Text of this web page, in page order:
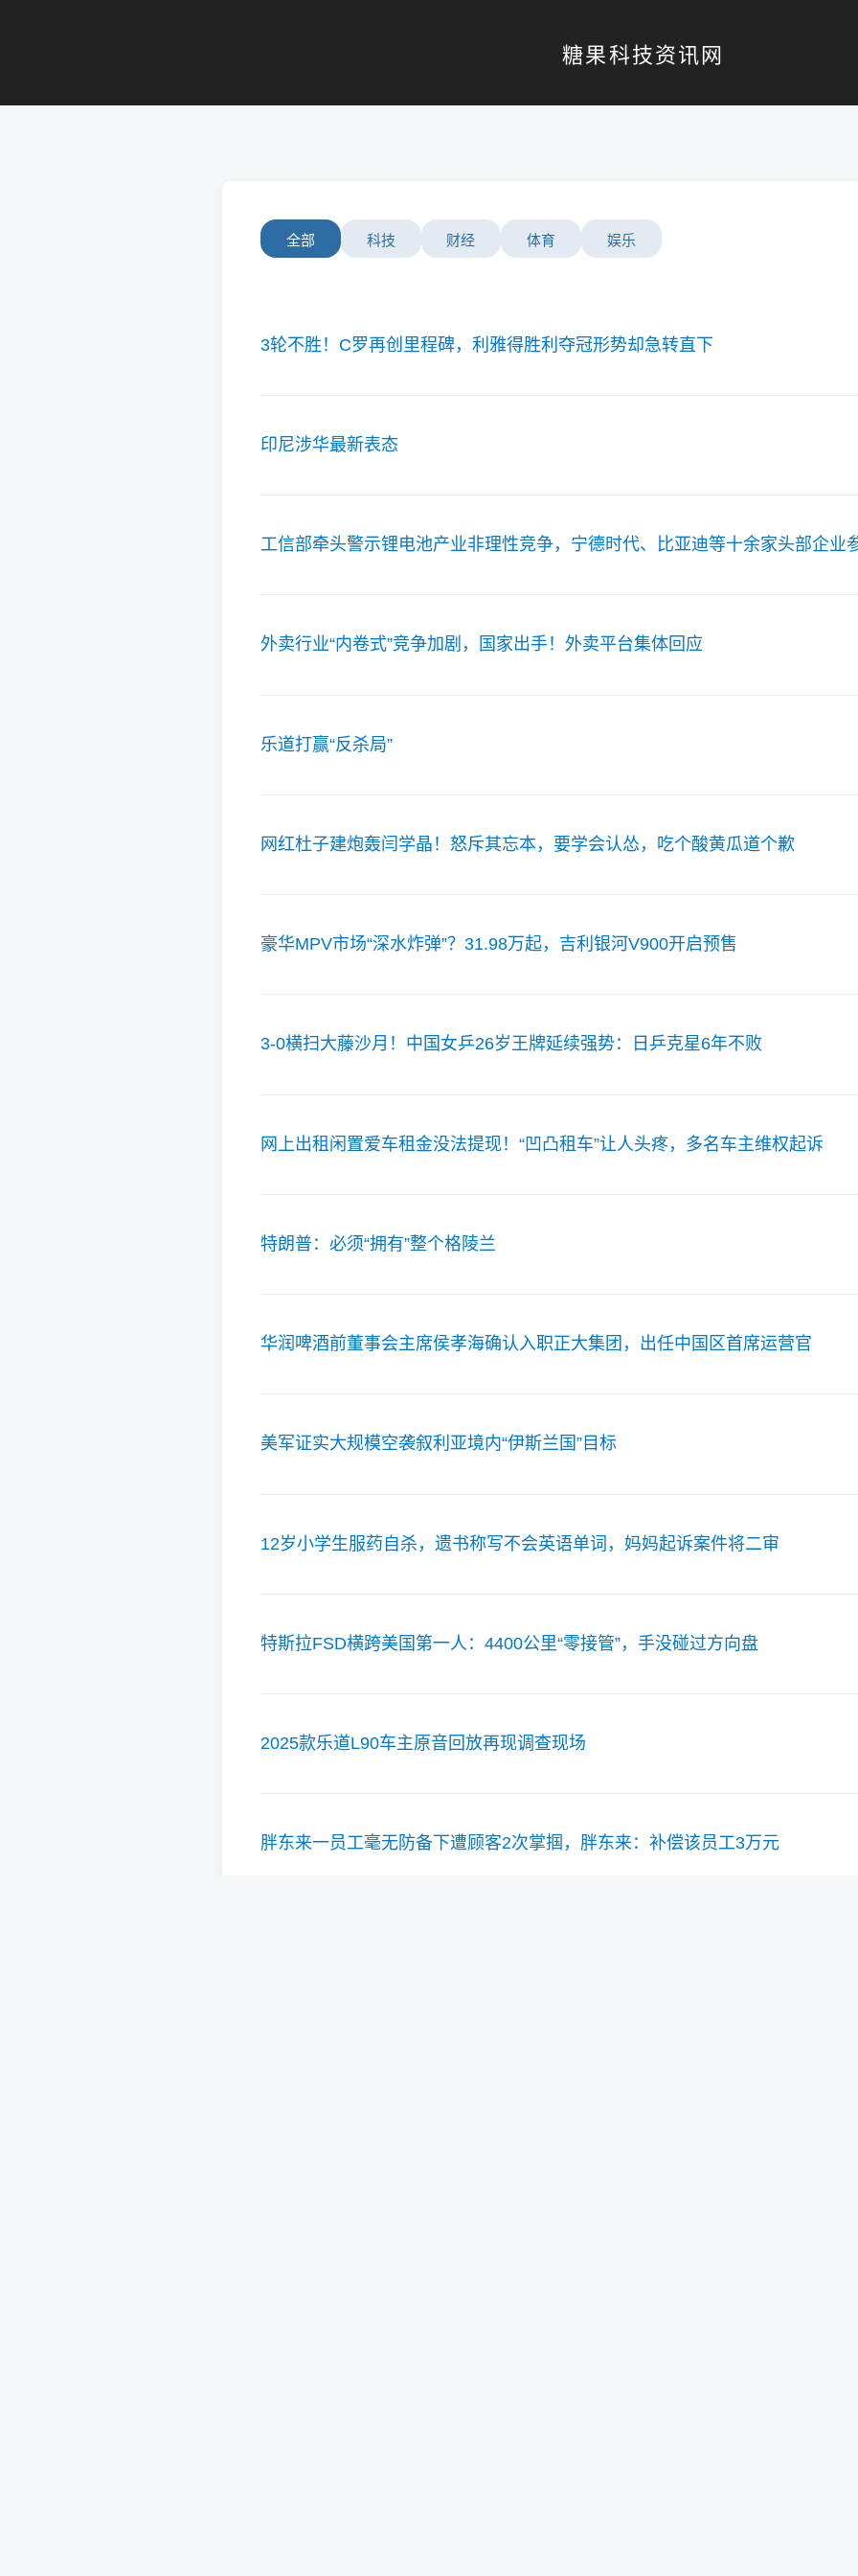
糖果科技资讯网
全部 科技 财经 体育 娱乐
3轮不胜！C罗再创里程碑，利雅得胜利夺冠形势却急转直下
印尼涉华最新表态
工信部牵头警示锂电池产业非理性竞争，宁德时代、比亚迪等十余家头部企业
外卖行业“内卷式”竞争加剧，国家出手！外卖平台集体回应
乐道打赢“反杀局”
网红杜子建炮轰闫学晶！怒斥其忘本，要学会认怂，吃个酸黄瓜道个歉
豪华MPV市场“深水炸弹”？31.98万起，吉利银河V900开启预售
3-0横扫大藤沙月！中国女乒26岁王牌延续强势：日乒克星6年不败
网上出租闲置爱车租金没法提现！“凹凸租车”让人头疼，多名车主维权起诉
特朗普：必须“拥有”整个格陵兰
华润啤酒前董事会主席侯孝海确认入职正大集团，出任中国区首席运营官
美军证实大规模空袭叙利亚境内“伊斯兰国”目标
12岁小学生服药自杀，遗书称写不会英语单词，妈妈起诉案件将二审
特斯拉FSD横跨美国第一人：4400公里“零接管”，手没碰过方向盘
2025款乐道L90车主原音回放再现调查现场
胖东来一员工毫无防备下遭顾客2次掌掴，胖东来：补偿该员工3万元